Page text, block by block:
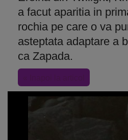
a facut aparitia in
rochia pe care o va
asteptata adaptare a
ca Zapada.